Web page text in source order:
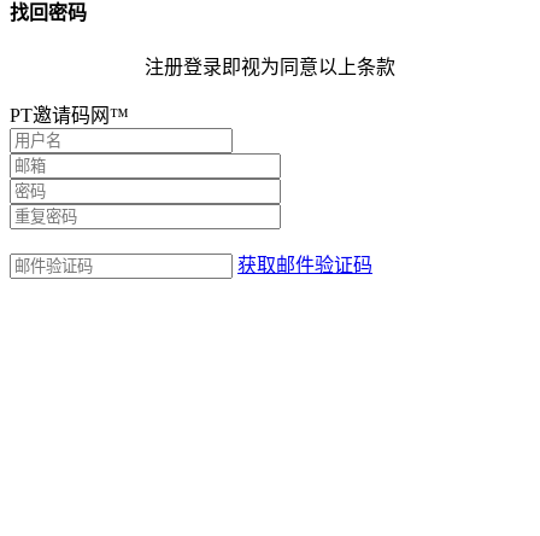
找回密码
注册登录即视为同意以上条款
PT邀请码网™
获取邮件验证码